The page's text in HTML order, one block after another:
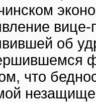
об
что